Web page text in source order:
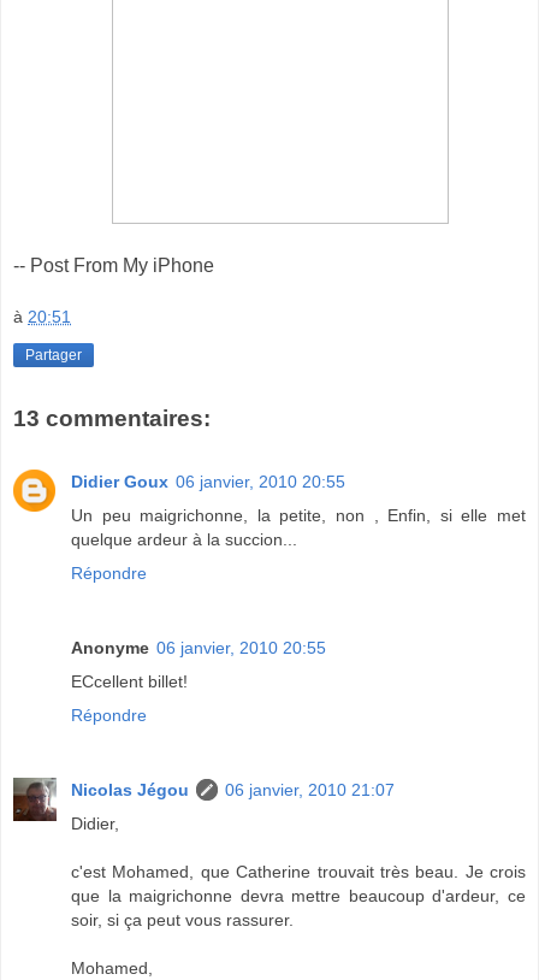
-- Post From My iPhone
à 20:51
Partager
13 commentaires:
Didier Goux 06 janvier, 2010 20:55
Un peu maigrichonne, la petite, non , Enfin, si elle met
quelque ardeur à la succion...
Répondre
Anonyme 06 janvier, 2010 20:55
ECcellent billet!
Répondre
Nicolas Jégou
06 janvier, 2010 21:07
Didier,
c'est Mohamed, que Catherine trouvait très beau. Je crois
que la maigrichonne devra mettre beaucoup d'ardeur, ce
soir, si ça peut vous rassurer.
Mohamed,